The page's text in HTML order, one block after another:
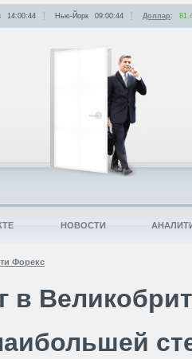
Форекс
в
14:00:44 Нью-Йорк 09:00:44 Доллар:
НОВОСТИ